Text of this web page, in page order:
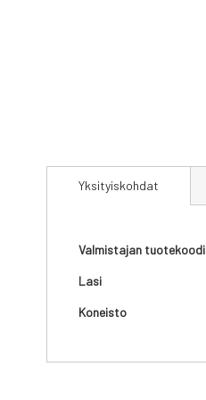
to
images
gallery
Yksityiskohdat
Yksityiskohdat
Valmistajan tuotekoodi
Lasi
Koneisto